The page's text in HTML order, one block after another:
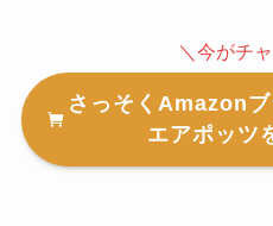
＼今がチ
さっそくAmazon
エアポッツ